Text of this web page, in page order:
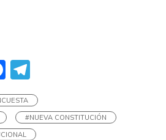
Facebook
#NUEVA CONSTITUCIÓN